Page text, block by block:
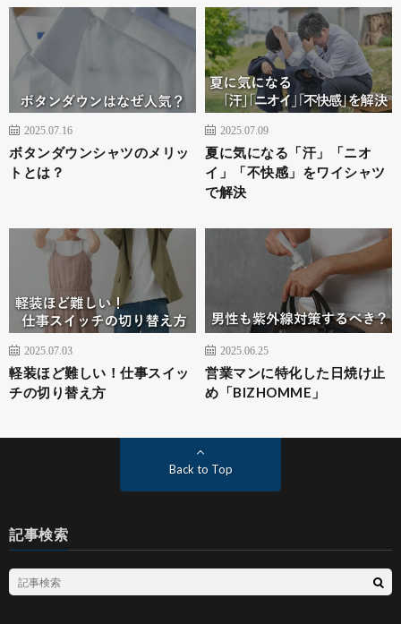
2025.07.16
ボタンダウンシャツのメリッ
トとは？
2025.07.09
夏に気になる「汗」「ニオ
イ」「不快感」をワイシャツ
で解決
2025.07.03
軽装ほど難しい！仕事スイッ
チの切り替え方
2025.06.25
営業マンに特化した日焼け止
め「BIZHOMME」
Back to Top
記事検索